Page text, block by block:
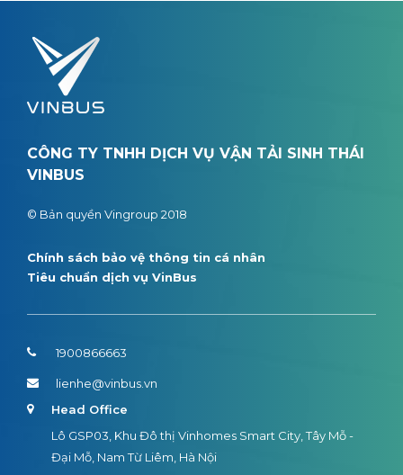
CÔNG TY TNHH DỊCH VỤ VẬN TẢI SINH THÁI
VINBUS
© Bản quyền Vingroup 2018
Chính sách bảo vệ thông tin cá nhân
Tiêu chuẩn dịch vụ VinBus
1900866663
lienhe@vinbus.vn
Head Office
Lô GSP03, Khu Đô thị Vinhomes Smart City, Tây Mỗ -
Đại Mỗ, Nam Từ Liêm, Hà Nội